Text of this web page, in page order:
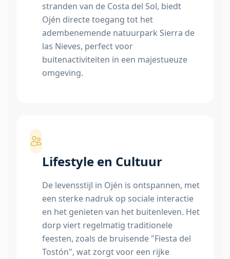
stranden van de Costa del Sol, biedt
Ojén directe toegang tot het
adembenemende natuurpark Sierra de
las Nieves, perfect voor
buitenactiviteiten in een majestueuze
omgeving.
Lifestyle en Cultuur
De levensstijl in Ojén is ontspannen, met
een sterke nadruk op sociale interactie
en het genieten van het buitenleven. Het
dorp viert regelmatig traditionele
feesten, zoals de bruisende "Fiesta del
Tostón", wat zorgt voor een rijke